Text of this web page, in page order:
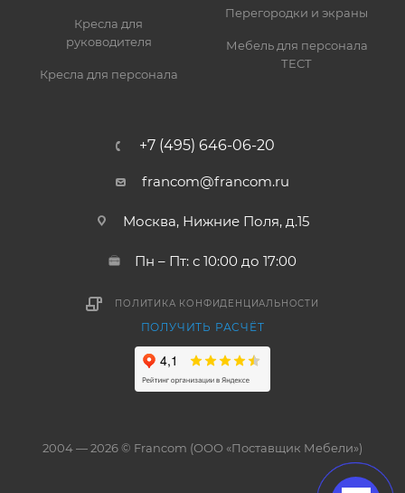
Кресла для
руководителя
Кресла для персонала
Перегородки и экраны
Мебель для персонала
ТЕСТ
+7 (495) 646-06-20
francom@francom.ru
Москва, Нижние Поля, д.15
Пн – Пт: с 10:00 до 17:00
ПОЛИТИКА КОНФИДЕНЦИАЛЬНОСТИ
ПОЛУЧИТЬ РАСЧЁТ
2004 — 2026 © Francom (ООО «Поставщик Мебели»)